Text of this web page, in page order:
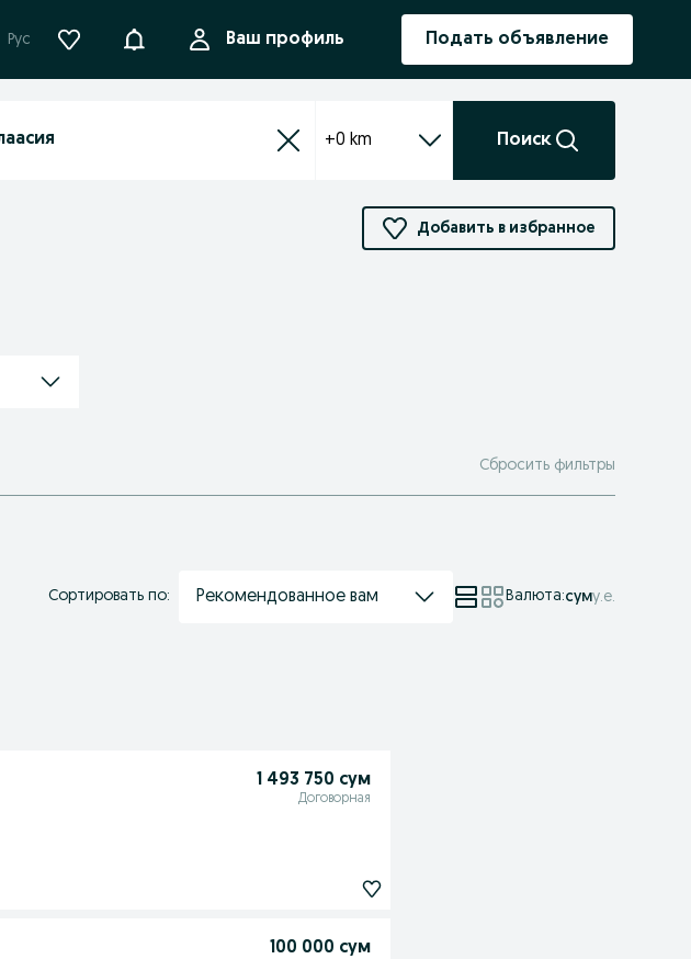
Рус УведомленияВаш профиль Подать объявление
+0 km Поиск
Добавить в избранное
Сбросить фильтры
Сортировать по: Рекомендованное вам Валюта:суму.е.
1 493 750 сум
Договорная
100 000 сум